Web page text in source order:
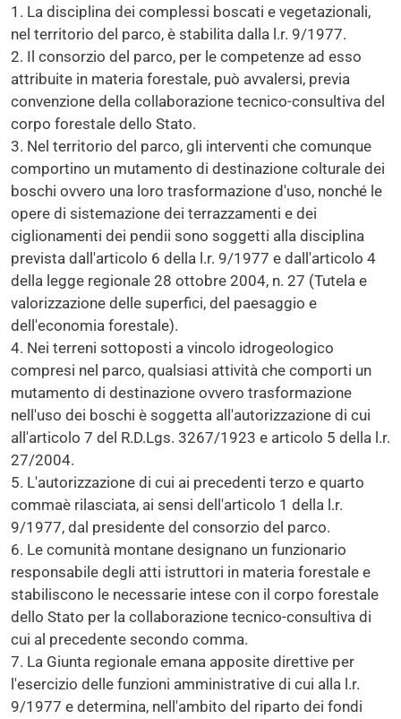
1. La disciplina dei complessi boscati e vegetazionali,
nel territorio del parco, è stabilita dalla l.r. 9/1977.
2. Il consorzio del parco, per le competenze ad esso
attribuite in materia forestale, può avvalersi, previa
convenzione della collaborazione tecnico-consultiva del
corpo forestale dello Stato.
3. Nel territorio del parco, gli interventi che comunque
comportino un mutamento di destinazione colturale dei
boschi ovvero una loro trasformazione d'uso, nonché le
opere di sistemazione dei terrazzamenti e dei
ciglionamenti dei pendii sono soggetti alla disciplina
prevista dall'articolo 6 della l.r. 9/1977 e dall'articolo 4
della legge regionale 28 ottobre 2004, n. 27 (Tutela e
valorizzazione delle superfici, del paesaggio e
dell'economia forestale).
4. Nei terreni sottoposti a vincolo idrogeologico
compresi nel parco, qualsiasi attività che comporti un
mutamento di destinazione ovvero trasformazione
nell'uso dei boschi è soggetta all'autorizzazione di cui
all'articolo 7 del R.D.Lgs. 3267/1923 e articolo 5 della l.r.
27/2004.
5. L'autorizzazione di cui ai precedenti terzo e quarto
commaè rilasciata, ai sensi dell'articolo 1 della l.r.
9/1977, dal presidente del consorzio del parco.
6. Le comunità montane designano un funzionario
responsabile degli atti istruttori in materia forestale e
stabiliscono le necessarie intese con il corpo forestale
dello Stato per la collaborazione tecnico-consultiva di
cui al precedente secondo comma.
7. La Giunta regionale emana apposite direttive per
l'esercizio delle funzioni amministrative di cui alla l.r.
9/1977 e determina, nell'ambito del riparto dei fondi